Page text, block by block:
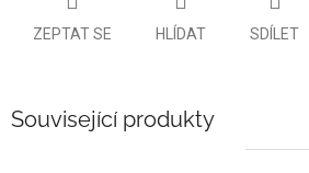
ZEPTAT SE HLÍDAT SDÍLET
Související produkty